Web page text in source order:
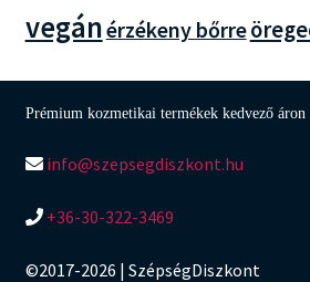
vegánérzékeny bőrre
Prémium kozmetikai termékek kedvező áron
info@szepsegdiszkont.hu
+36-30-322-3469
©2017-2026 | SzépségDiszkont